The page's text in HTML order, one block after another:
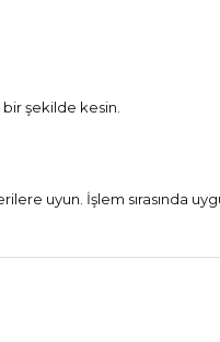
şekilde kesin.
uyun. İşlem sırasında